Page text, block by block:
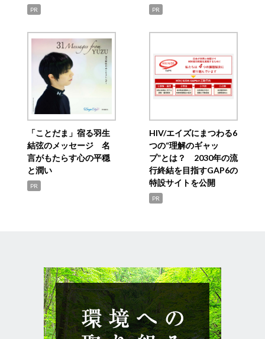
PR PR
「ことだま」宿る羽生
結弦のメッセージ 名
言がもたらす心の平穏
と潤い
PR
HIV/エイズにまつわる6
つの“理解のギャッ
プ”とは？ 2030年の流
行終結を目指すGAP6の
特設サイトを公開
PR